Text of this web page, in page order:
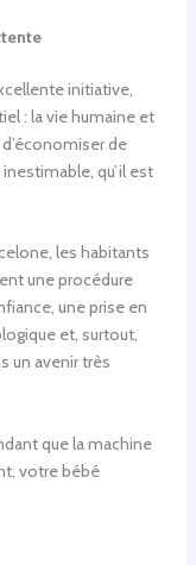
initiative,
: la vie humaine et
de
qu’il est
les habitants
une procédure
une prise en
et, surtout,
un avenir très
que la machine
votre bébé